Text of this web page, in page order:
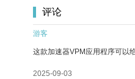
评论
游客
这款加速器VPM应用程序可以
2025-09-03